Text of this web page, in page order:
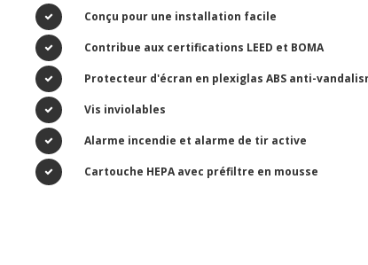
Conçu pour une installation facile
Contribue aux certifications LEED et BOMA
Protecteur d'écran en plexiglas ABS anti-
Vis inviolables
Alarme incendie et alarme de tir active
Cartouche HEPA avec préfiltre en mousse